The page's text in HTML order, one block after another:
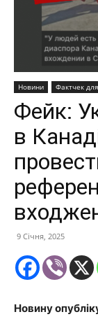
Новини Фактчек
Фейк:
в
9 Січня, 2025
Новину